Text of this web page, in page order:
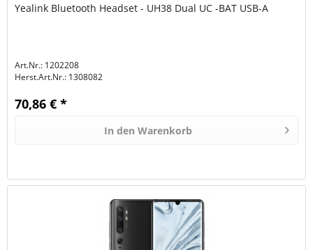
Yealink Bluetooth Headset - UH38 Dual UC -BAT USB-A
Art.Nr.: 1202208
Herst.Art.Nr.: 1308082
70,86 € *
In den Warenkorb